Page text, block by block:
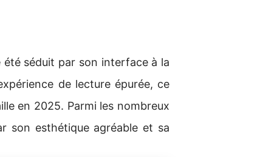
séduit par son interface à la
de lecture épurée, ce
en 2025. Parmi les nombreux
son esthétique agréable et sa